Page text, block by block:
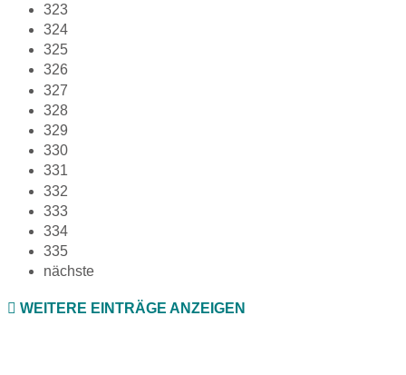
323
324
325
326
327
328
329
330
331
332
333
334
335
nächste
WEITERE EINTRÄGE ANZEIGEN